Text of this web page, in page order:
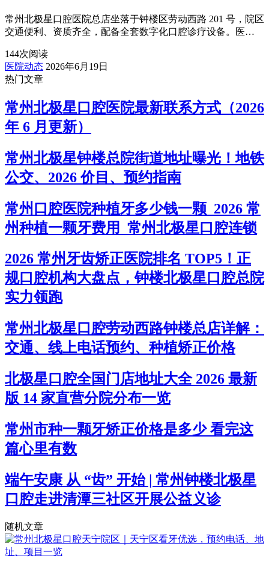
常州北极星口腔医院总店坐落于钟楼区劳动西路 201 号，院区
交通便利、资质齐全，配备全套数字化口腔诊疗设备。医…
144次阅读
医院动态 2026年6月19日
热门文章
常州北极星口腔医院最新联系方式（2026
年 6 月更新）
常州北极星钟楼总院街道地址曝光！地铁
公交、2026 价目、预约指南
常州口腔医院种植牙多少钱一颗_2026 常
州种植一颗牙费用_常州北极星口腔连锁
2026 常州牙齿矫正医院排名 TOP5！正
规口腔机构大盘点，钟楼北极星口腔总院
实力领跑
常州北极星口腔劳动西路钟楼总店详解：
交通、线上电话预约、种植矫正价格
北极星口腔全国门店地址大全 2026 最新
版 14 家直营分院分布一览
常州市种一颗牙矫正价格是多少 看完这
篇心里有数
端午安康 从 “齿” 开始 | 常州钟楼北极星
口腔走进清潭三社区开展公益义诊
随机文章